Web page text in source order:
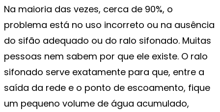
Na maioria das vezes, cerca de 90%, o
problema está no uso incorreto ou na ausência
do sifão adequado ou do ralo sifonado. Muitas
pessoas nem sabem por que ele existe. O ralo
sifonado serve exatamente para que, entre a
saída da rede e o ponto de escoamento, fique
um pequeno volume de água acumulado,